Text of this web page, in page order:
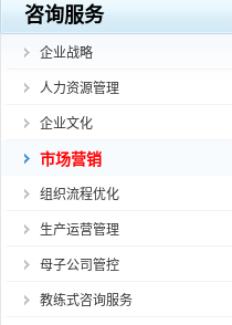
咨询服务
企业战略
人力资源管理
企业文化
市场营销
组织流程优化
生产运营管理
母子公司管控
教练式咨询服务